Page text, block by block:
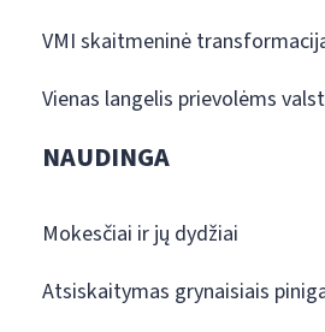
VMI skaitmeninė
Vienas langelis prievolėms
NAUDINGA
Mokesčiai ir jų dydžiai
Atsiskaitymas grynaisiais